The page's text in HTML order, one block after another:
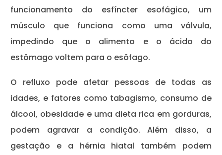
funcionamento do esfíncter esofágico, um
músculo que funciona como uma válvula,
impedindo que o alimento e o ácido do
estômago voltem para o esôfago.
O refluxo pode afetar pessoas de todas as
idades, e fatores como tabagismo, consumo de
álcool, obesidade e uma dieta rica em gorduras,
podem agravar a condição. Além disso, a
gestação e a hérnia hiatal também podem